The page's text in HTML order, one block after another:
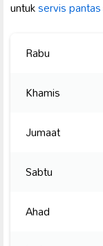
untukservis pantas
Rabu
Khamis
Jumaat
Sabtu
Ahad